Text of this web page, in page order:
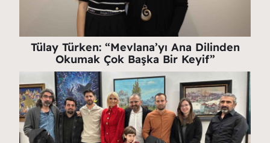
Tülay Türken: “Mevlana’yı Ana Dilinden
Okumak Çok Başka Bir Keyif”